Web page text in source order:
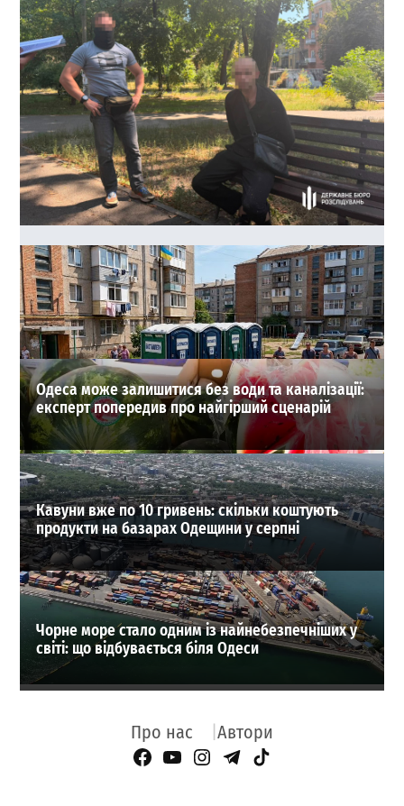
40 тисяч доларів за життя судді: в Одесі зірвали
замовне вбивство
0
03-08-2026 в 22:17
ВИБІР РЕДАКЦІЇ
Одеса може залишитися без води та каналізації:
експерт попередив про найгірший сценарій
Кавуни вже по 10 гривень: скільки коштують
продукти на базарах Одещини у серпні
Чорне море стало одним із найнебезпечніших у
світі: що відбувається біля Одеси
Про нас Автори
Facebook Page
YouTube
Instagram
Telegram
TikTok